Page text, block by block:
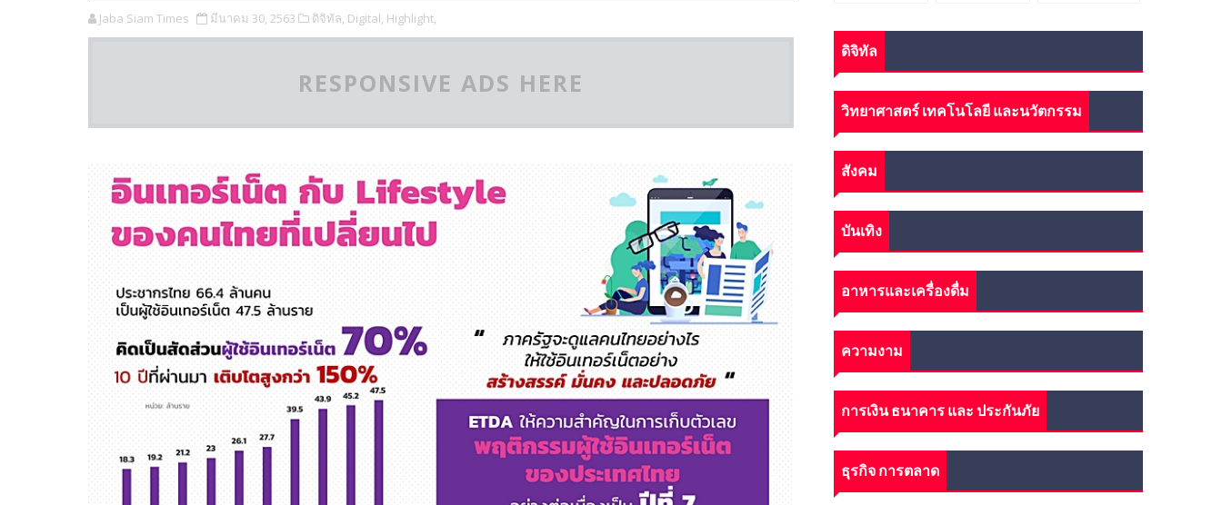
Jaba Siam Times มีนาคม 30, 2563 ดิจิทัล, Digital, Highlight,
RESPONSIVE ADS HERE
ดิจิทัล
วิทยาศาสตร์ เทคโนโลยี และนวัตกรรม
สังคม
บันเทิง
อาหารและเครื่องดื่ม
ความงาม
การเงิน ธนาคาร และ ประกันภัย
ธุรกิจ การตลาด